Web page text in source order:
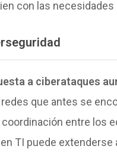
con las necesidades
a ciberataques
que antes se
coordinación entre los
TI puede extenderse